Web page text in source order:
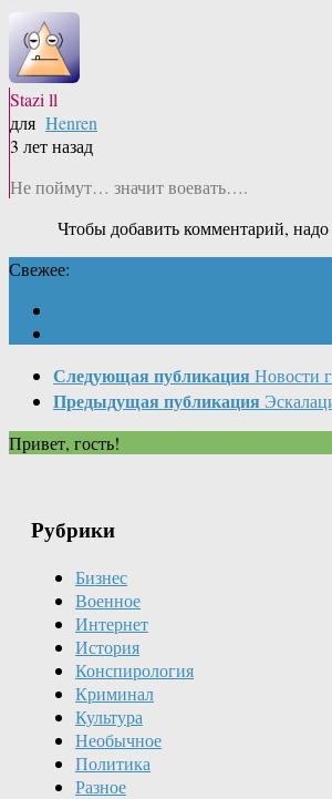
Stazi ll
для Henren
3 лет назад
Не поймут… значит воевать….
Чтобы добавить комментарий, надо
Свежее:
Следующая публикация Новости
Предыдущая публикация
Привет, гость!
Рубрики
Бизнес
Военное
Интернет
История
Конспирология
Криминал
Культура
Необычное
Политика
Разное